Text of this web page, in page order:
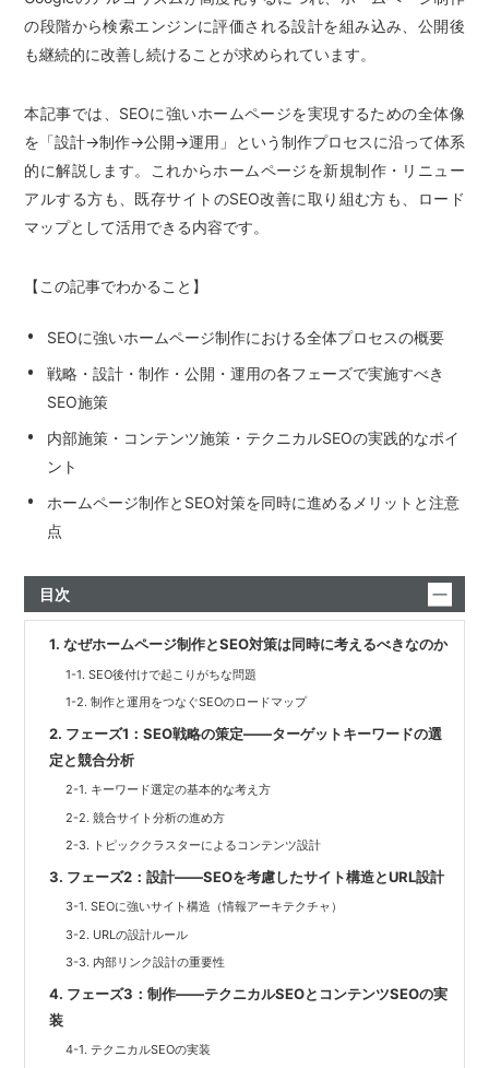
の段階から検索エンジンに評価される設計を組み込み、公開後
も継続的に改善し続けることが求められています。
本記事では、SEOに強いホームページを実現するための全体像
を「設計→制作→公開→運用」という制作プロセスに沿って体系
的に解説します。これからホームページを新規制作・リニュー
アルする方も、既存サイトのSEO改善に取り組む方も、ロード
マップとして活用できる内容です。
【この記事でわかること】
SEOに強いホームページ制作における全体プロセスの概要
戦略・設計・制作・公開・運用の各フェーズで実施すべき
SEO施策
内部施策・コンテンツ施策・テクニカルSEOの実践的なポイ
ント
ホームページ制作とSEO対策を同時に進めるメリットと注意
点
目次
1. なぜホームページ制作とSEO対策は同時に考えるべきなのか
1-1. SEO後付けで起こりがちな問題
1-2. 制作と運用をつなぐSEOのロードマップ
2. フェーズ1：SEO戦略の策定——ターゲットキーワードの選
定と競合分析
2-1. キーワード選定の基本的な考え方
2-2. 競合サイト分析の進め方
2-3. トピッククラスターによるコンテンツ設計
3. フェーズ2：設計——SEOを考慮したサイト構造とURL設計
3-1. SEOに強いサイト構造（情報アーキテクチャ）
3-2. URLの設計ルール
3-3. 内部リンク設計の重要性
4. フェーズ3：制作——テクニカルSEOとコンテンツSEOの実
装
4-1. テクニカルSEOの実装